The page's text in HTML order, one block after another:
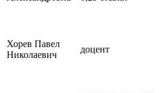
Хорев Павел
Николаевич
доцент